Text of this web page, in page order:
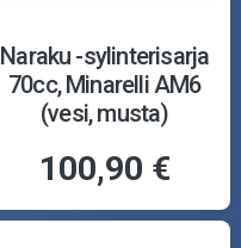
Naraku -sylinterisarja
70cc, Minarelli AM6
(vesi, musta)
100,90 €